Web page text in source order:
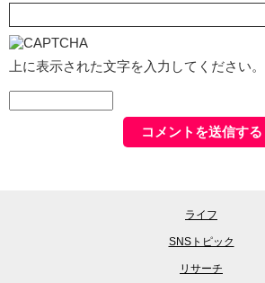
上に表示された文字を入力してください。
ライフ
SNSトピック
リサーチ